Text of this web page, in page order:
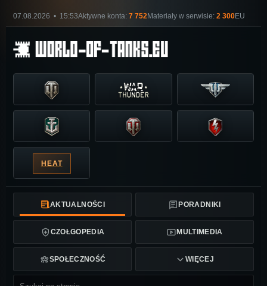
07.08.2026 • 15:53Aktywne konta: 7 752Materiały w serwisie: 2 300EU
HEAT
AKTUALNOŚCI PORADNIKI
CZOŁGOPEDIA MULTIMEDIA
SPOŁECZNOŚĆ WIĘCEJ